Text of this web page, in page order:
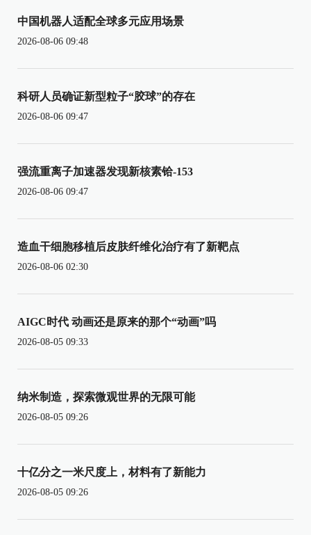
中国机器人适配全球多元应用场景
2026-08-06 09:48
科研人员确证新型粒子“胶球”的存在
2026-08-06 09:47
强流重离子加速器发现新核素铪-153
2026-08-06 09:47
造血干细胞移植后皮肤纤维化治疗有了新靶点
2026-08-06 02:30
AIGC时代 动画还是原来的那个“动画”吗
2026-08-05 09:33
纳米制造，探索微观世界的无限可能
2026-08-05 09:26
十亿分之一米尺度上，材料有了新能力
2026-08-05 09:26